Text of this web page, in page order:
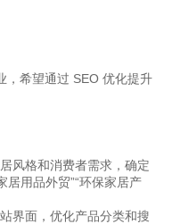
，希望通过 SEO 优化提升
风格和消费者需求，确定
居用品外贸”“环保家居产
界面，优化产品分类和搜